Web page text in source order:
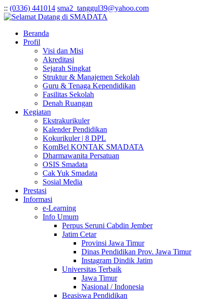
:: (0336) 441014 sma2_tanggul39@yahoo.com
Beranda
Profil
Visi dan Misi
Akreditasi
Sejarah Singkat
Struktur & Manajemen Sekolah
Guru & Tenaga Kependidikan
Fasilitas Sekolah
Denah Ruangan
Kegiatan
Ekstrakurikuler
Kalender Pendidikan
Kokurikuler | 8 DPL
KomBel KONTAK SMADATA
Dharmawanita Persatuan
OSIS Smadata
Cak Yuk Smadata
Sosial Media
Prestasi
Informasi
e-Learning
Info Umum
Perpus Seruni Cabdin Jember
Jatim Cetar
Provinsi Jawa Timur
Dinas Pendidikan Prov. Jawa Timur
Instagram Dindik Jatim
Universitas Terbaik
Jawa Timur
Nasional / Indonesia
Beasiswa Pendidikan